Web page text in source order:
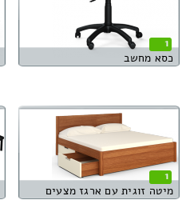
1
כסא מחשב
1
מיטה זוגית עם ארגז מצעים